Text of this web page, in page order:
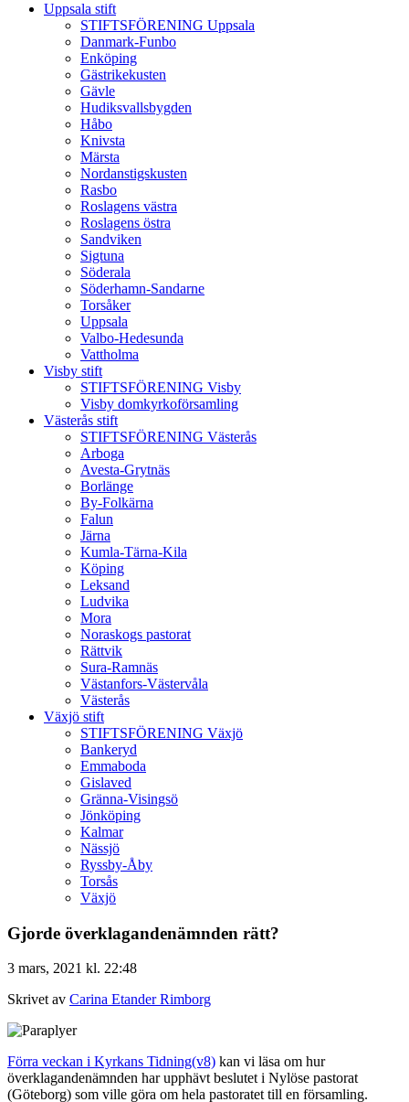
Uppsala stift
STIFTSFÖRENING Uppsala
Danmark-Funbo
Enköping
Gästrikekusten
Gävle
Hudiksvallsbygden
Håbo
Knivsta
Märsta
Nordanstigskusten
Rasbo
Roslagens västra
Roslagens östra
Sandviken
Sigtuna
Söderala
Söderhamn-Sandarne
Torsåker
Uppsala
Valbo-Hedesunda
Vattholma
Visby stift
STIFTSFÖRENING Visby
Visby domkyrkoförsamling
Västerås stift
STIFTSFÖRENING Västerås
Arboga
Avesta-Grytnäs
Borlänge
By-Folkärna
Falun
Järna
Kumla-Tärna-Kila
Köping
Leksand
Ludvika
Mora
Noraskogs pastorat
Rättvik
Sura-Ramnäs
Västanfors-Västervåla
Västerås
Växjö stift
STIFTSFÖRENING Växjö
Bankeryd
Emmaboda
Gislaved
Gränna-Visingsö
Jönköping
Kalmar
Nässjö
Ryssby-Åby
Torsås
Växjö
Gjorde överklagandenämnden rätt?
3 mars, 2021 kl. 22:48
Skrivet av Carina Etander Rimborg
Förra veckan i Kyrkans Tidning(v8) kan vi läsa om hur
överklagandenämnden har upphävt beslutet i Nylöse pastorat
(Göteborg) som ville göra om hela pastoratet till en församling.